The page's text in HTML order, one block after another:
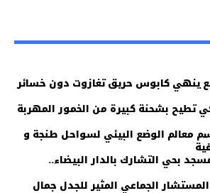
ينهي كابوس حريق تغازوت دون خسائر
تطيح بشحنة كبيرة من الخمور المهربة
معالم الوضع البيئي لسواحل طنجة و
بحي التشارك بالدار البيضاء..
الجماعي المثير للجدل جمال